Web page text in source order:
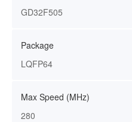
GD32F505
Package
LQFP64
Max Speed (MHz)
280